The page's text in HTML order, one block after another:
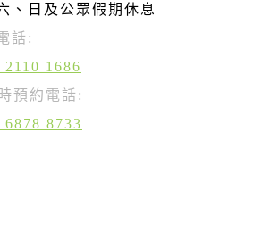
、日及公眾假期休息
話:
2110 1686
預約電話:
6878 8733